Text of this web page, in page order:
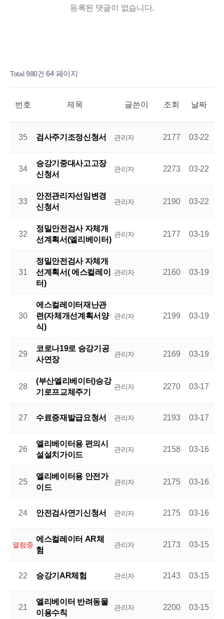
등록된 댓글이 없습니다.
Total 980건 64 페이지
번호 제목 글쓴이 조회 날짜
35 검사주기조정신청서 관리자 2177 03-22
34
승강기중대사고고장
신청서
관리자 2273 03-22
33
안전관리자선임변경
신청서
관리자 2190 03-22
32
정밀안전검사 자체개
선계획서(엘리베이터)
관리자 2177 03-19
31
정밀안전검사 자체개
선계획서( 에스컬레이
터)
관리자 2160 03-19
30
에스컬레이터재난관
련(자체개선계획서양
식)
관리자 2199 03-19
29
코로나19로 승강기공
사연장
관리자 2169 03-19
28
(부산엘리베이터)승강
기로프교체주기
관리자 2270 03-17
27 수료증재발급요청서 관리자 2193 03-17
26
엘리베이터용 편의시
설설치가이드
관리자 2158 03-16
25
엘리베이터용 안전가
이드
관리자 2175 03-16
24 안전검사연기신청서 관리자 2175 03-16
열람중
에스컬레이터 AR체
험
관리자 2173 03-15
22 승강기AR체험 관리자 2143 03-15
21
엘리베이터 반려동물
이용수칙
관리자 2200 03-15